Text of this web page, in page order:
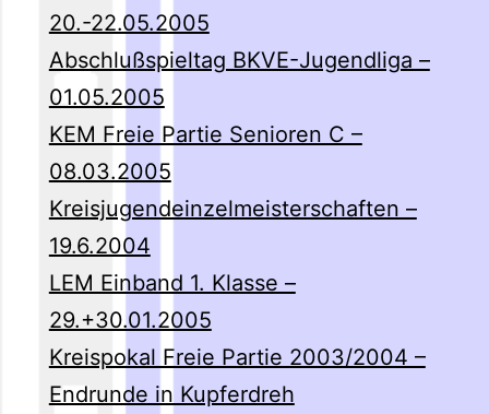
20.-22.05.2005
Abschlußspieltag BKVE-Jugendliga –
01.05.2005
KEM Freie Partie Senioren C –
08.03.2005
Kreisjugendeinzelmeisterschaften –
19.6.2004
LEM Einband 1. Klasse –
29.+30.01.2005
Kreispokal Freie Partie 2003/2004 –
Endrunde in Kupferdreh